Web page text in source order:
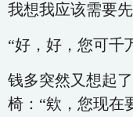
我想我应该需要
“好，好，您可千
钱多突然又想起
椅：“欸，您现在